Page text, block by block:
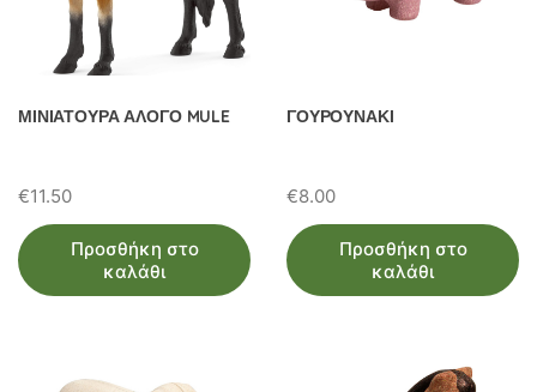
ΜΙΝΙΑΤΟΥΡΑ ΑΛΟΓΟ MULE
€11.50
Προσθήκη στο
καλάθι
ΓΟΥΡΟΥΝΑΚΙ
€8.00
Προσθήκη στο
καλάθι